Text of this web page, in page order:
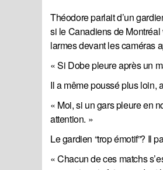
Théodore parlait d’un
si le Canadiens de
larmes devant les caméras
« Si Dobe pleure après un
Il a même poussé plus loin,
« Moi, si un gars pleure en
attention. »
Le gardien “trop émotif”? Il
« Chacun de ces matchs